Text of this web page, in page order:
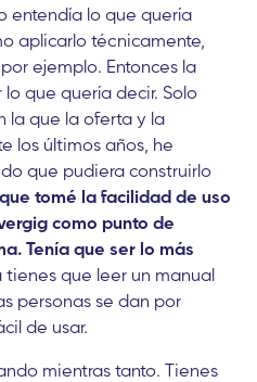
entendía lo que quería
aplicarlo técnicamente,
ejemplo. Entonces la
que quería decir. Solo
la que la oferta y la
los últimos años, he
que pudiera construirlo
tomé la facilidad de uso
como punto de
Tenía que ser lo más
tienes que leer un manual
personas se dan por
de usar.
mientras tanto. Tienes